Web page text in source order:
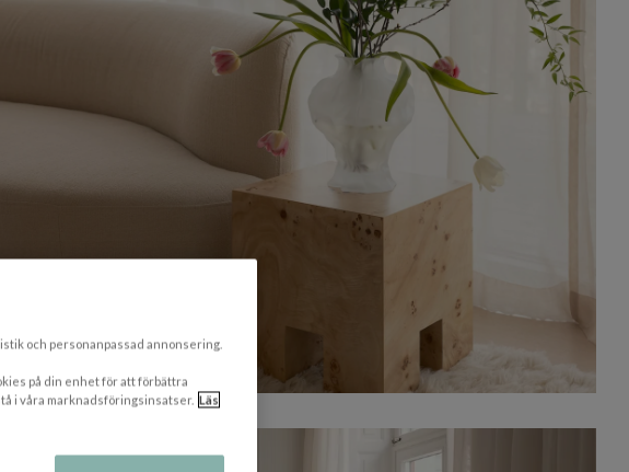
och personanpassad annonsering.
på din enhet för att förbättra
i våra marknadsföringsinsatser. Läs